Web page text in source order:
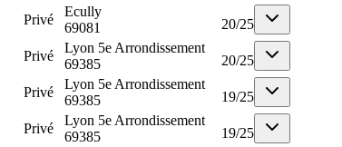
Privé
Ecully
69081
20/25
Privé
Lyon 5e Arrondissement
69385
20/25
Privé
Lyon 5e Arrondissement
69385
19/25
Privé
Lyon 5e Arrondissement
69385
19/25